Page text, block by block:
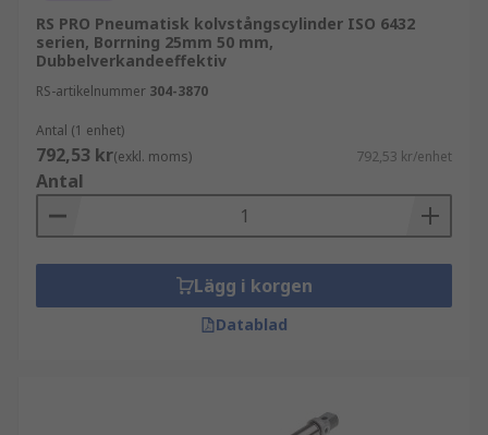
RS PRO Pneumatisk kolvstångscylinder ISO 6432
serien, Borrning 25mm 50 mm,
Dubbelverkandeeffektiv
RS-artikelnummer 304-3870
Antal (1 enhet)
792,53 kr(exkl. moms) 792,53 kr/enhet
Antal
Lägg i korgen
Datablad